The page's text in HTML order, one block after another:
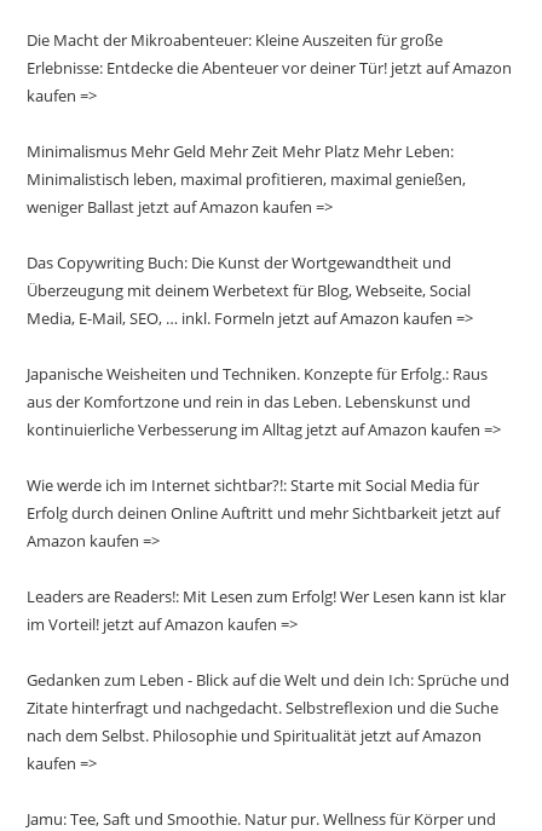
Die Macht der Mikroabenteuer: Kleine Auszeiten für große
Erlebnisse: Entdecke die Abenteuer vor deiner Tür! jetzt auf Amazon
kaufen =>
Minimalismus Mehr Geld Mehr Zeit Mehr Platz Mehr Leben:
Minimalistisch leben, maximal profitieren, maximal genießen,
weniger Ballast jetzt auf Amazon kaufen =>
Das Copywriting Buch: Die Kunst der Wortgewandtheit und
Überzeugung mit deinem Werbetext für Blog, Webseite, Social
Media, E-Mail, SEO, … inkl. Formeln jetzt auf Amazon kaufen =>
Japanische Weisheiten und Techniken. Konzepte für Erfolg.: Raus
aus der Komfortzone und rein in das Leben. Lebenskunst und
kontinuierliche Verbesserung im Alltag jetzt auf Amazon kaufen =>
Wie werde ich im Internet sichtbar?!: Starte mit Social Media für
Erfolg durch deinen Online Auftritt und mehr Sichtbarkeit jetzt auf
Amazon kaufen =>
Leaders are Readers!: Mit Lesen zum Erfolg! Wer Lesen kann ist klar
im Vorteil! jetzt auf Amazon kaufen =>
Gedanken zum Leben - Blick auf die Welt und dein Ich: Sprüche und
Zitate hinterfragt und nachgedacht. Selbstreflexion und die Suche
nach dem Selbst. Philosophie und Spiritualität jetzt auf Amazon
kaufen =>
Jamu: Tee, Saft und Smoothie. Natur pur. Wellness für Körper und